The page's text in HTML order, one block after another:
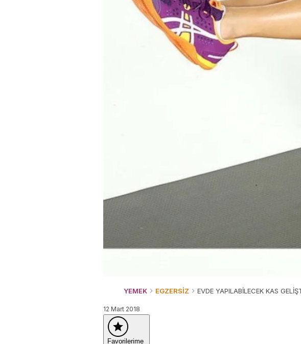
YEMEK EGZERSİZ EVDE YAPILABİLECEK KAS
12 Mart 2018
Favorilerime